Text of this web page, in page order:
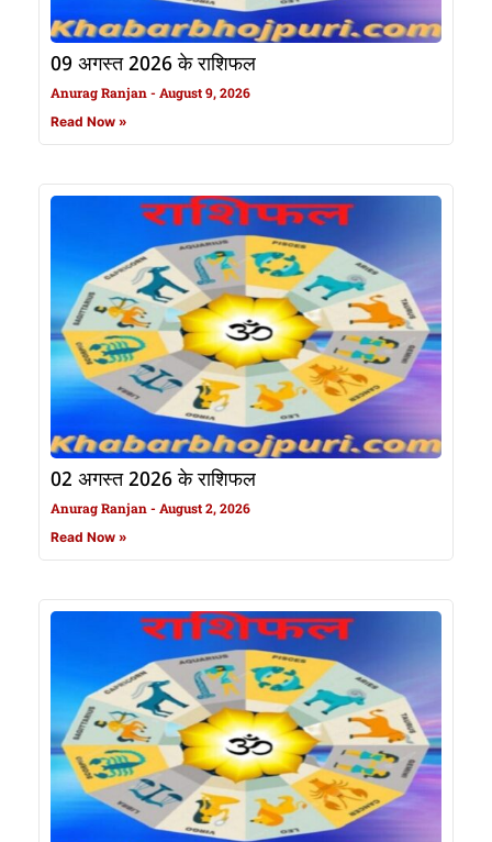
09 अगस्त 2026 के राशिफल
Anurag Ranjan August 9, 2026
Read Now »
02 अगस्त 2026 के राशिफल
Anurag Ranjan August 2, 2026
Read Now »